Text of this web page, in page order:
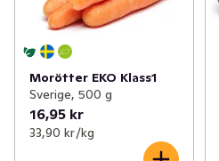
Morötter EKO Klass1
Sverige, 500 g
16,95 kr
33,90 kr /kg